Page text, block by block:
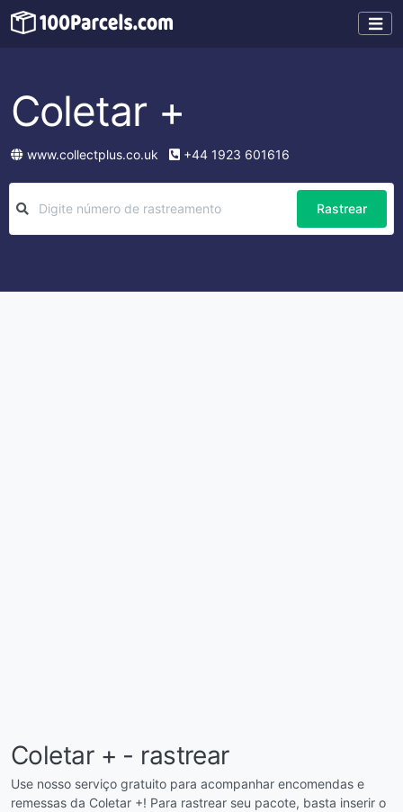
Coletar +
www.collectplus.co.uk +44 1923 601616
Rastrear
Coletar + - rastrear
Use nosso serviço gratuito para acompanhar encomendas e
remessas da Coletar +! Para rastrear seu pacote, basta inserir o